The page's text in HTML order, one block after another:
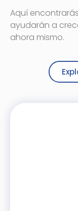
Aquí
ayudarán a
ahora mismo.